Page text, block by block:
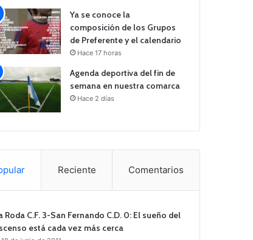
Ya se conoce la
composición de los Grupos
de Preferente y el calendario
Hace 17 horas
Agenda deportiva del fin de
semana en nuestra comarca
Hace 2 días
Reciente Comentarios
Roda C.F. 3-San Fernando C.D. 0: El sueño del
está cada vez más cerca